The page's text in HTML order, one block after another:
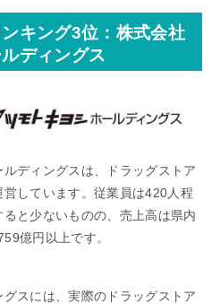
キング3位：株式会社
ディングス
ディングスは、ドラッグストア
しています。従業員は420人程
と少ないものの、売上高は県内
億円以上です。
スには、実際のドラッグストア